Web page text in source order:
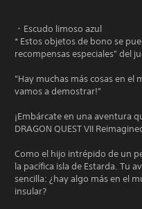
・Escudo limoso azul
* Estos objetos de bono se
recompensas especiales" del
"Hay muchas más cosas en el
vamos a demostrar!"
¡Embárcate en una aventura
DRAGON QUEST VII
Como el hijo intrépido de un
la pacífica isla de Estarda. Tu
sencilla: ¿hay algo más en el
insular?